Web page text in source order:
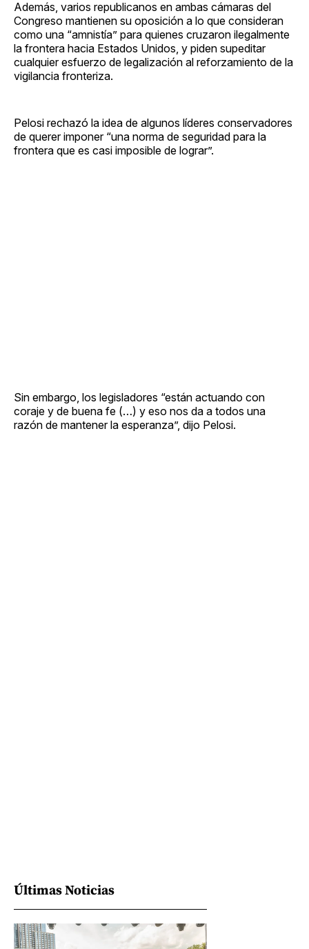
Además, varios republicanos en ambas cámaras del
Congreso mantienen su oposición a lo que consideran
como una “amnistía” para quienes cruzaron ilegalmente
la frontera hacia Estados Unidos, y piden supeditar
cualquier esfuerzo de legalización al reforzamiento de la
vigilancia fronteriza.
Pelosi rechazó la idea de algunos líderes conservadores
de querer imponer “una norma de seguridad para la
frontera que es casi imposible de lograr”.
Sin embargo, los legisladores “están actuando con
coraje y de buena fe (…) y eso nos da a todos una
razón de mantener la esperanza”, dijo Pelosi.
Últimas Noticias